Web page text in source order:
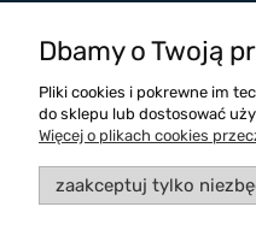
Dbamy o Twoją
Pliki cookies i pokrewne im
do sklepu lub dostosować
Więcej o plikach cookies
zaakceptuj tylko